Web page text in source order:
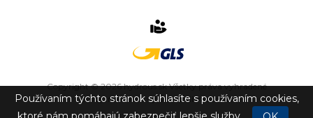
Copyright © 2026 hydrous.sk Všetky práva vyhradené
eshop na mieruvytvorilovibration.sk
Používaním týchto stránok súhlasíte s používaním cookies,